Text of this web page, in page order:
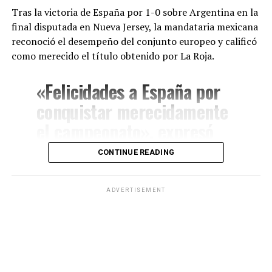
tres mejores ciclistas del Tour y en una de las grandes
promesas del deporte internacional.
Tras la victoria de España por 1-0 sobre Argentina en la
final disputada en Nueva Jersey, la mandataria mexicana
reconoció el desempeño del conjunto europeo y calificó
como merecido el título obtenido por La Roja.
«Felicidades a España por
conquistar merecidamente
Sheinbaum a través de sus
redes sociales.
CONTINUE READING
ADVERTISEMENT